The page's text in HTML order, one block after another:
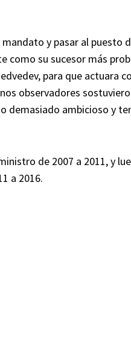
y pasar al puesto
como su sucesor más
para que actuara
observadores
demasiado ambicioso y
de 2007 a 2011, y
a 2016.